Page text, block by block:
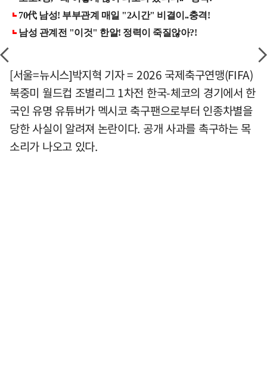
[서울=뉴시스]박지혁 기자 = 2026 국제축구연맹(FIFA)
북중미 월드컵 조별리그 1차전 한국-체코의 경기에서 한
국인 유명 유튜버가 멕시코 축구팬으로부터 인종차별을
당한 사실이 알려져 논란이다. 공개 사과를 촉구하는 목
소리가 나오고 있다.